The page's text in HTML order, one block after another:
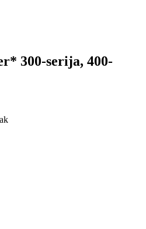
300-serija, 400-